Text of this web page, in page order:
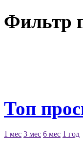
Фильтр
Топ
1 мес 3 мес 6 мес 1 год